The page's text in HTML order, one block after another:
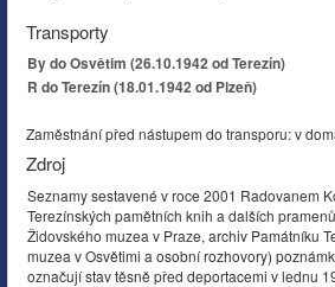
Transporty
By do Osvětim (26.10.1942 od Terezín)
R do Terezín (18.01.1942 od Plzeň)
Zaměstnání před nástupem do transporu: v
Zdroj
Seznamy sestavené v roce 2001 Radovanem
Terezínských pamětních knih a dalších
Židovského muzea v Praze, archiv Památníku
muzea v Osvětimi a osobní rozhovory)
označují stav těsně před deportacemi v lednu